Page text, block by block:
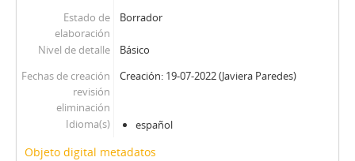
Estado de
elaboración
Borrador
Nivel de detalle
Básico
Fechas de creación
revisión
eliminación
Creación: 19-07-2022 (Javiera Paredes)
Idioma(s) español
Objeto digital metadatos